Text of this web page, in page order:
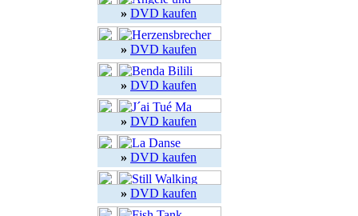
» DVD kaufen
» DVD kaufen
» DVD kaufen
» DVD kaufen
» DVD kaufen
» DVD kaufen